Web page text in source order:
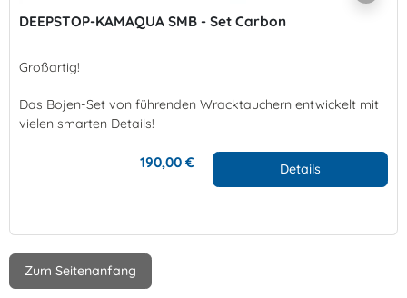
DEEPSTOP-KAMAQUA SMB - Set Carbon
Großartig!
Das Bojen-Set von führenden Wracktauchern entwickelt mit
vielen smarten Details!
190,00 € Details
Zum Seitenanfang